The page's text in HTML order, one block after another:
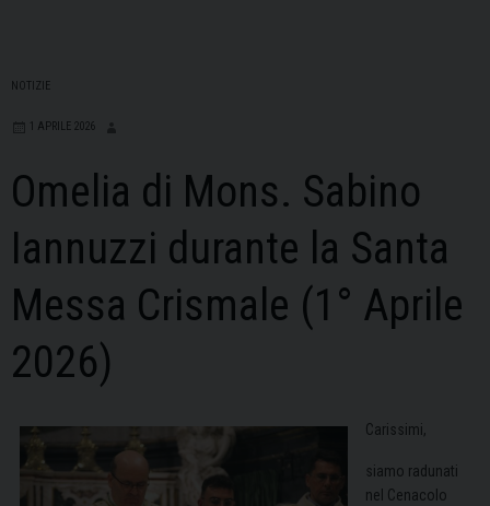
NOTIZIE
1 APRILE 2026
Omelia di Mons. Sabino
Iannuzzi durante la Santa
Messa Crismale (1° Aprile
2026)
Carissimi,
siamo radunati
nel Cenacolo